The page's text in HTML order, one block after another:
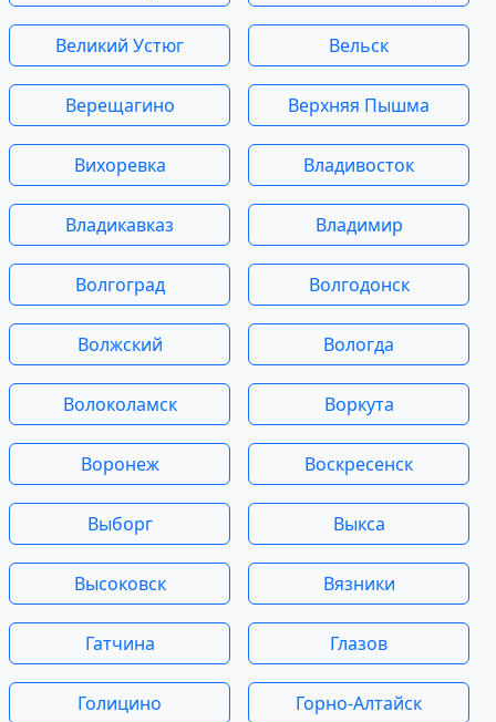
Великий Устюг Вельск
Верещагино Верхняя Пышма
Вихоревка Владивосток
Владикавказ Владимир
Волгоград Волгодонск
Волжский Вологда
Волоколамск Воркута
Воронеж Воскресенск
Выборг Выкса
Высоковск Вязники
Гатчина Глазов
Голицино Горно-Алтайск